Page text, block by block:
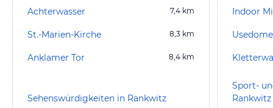
Achterwasser 7,4 km
St.-Marien-Kirche 8,3 km
Anklamer Tor 8,4 km
Sehenswürdigkeiten in Rankwitz
Indoor
Sport-
Rankwitz